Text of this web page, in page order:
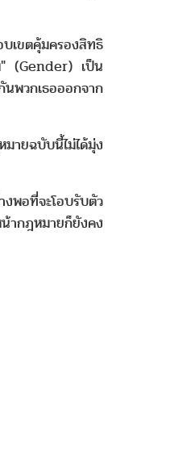
เขตคุ้มครองสิทธิ
" (Gender) เป็น
พวกเธอออกจาก
ายฉบับนี้ไม่ได้มุ่ง
พอที่จะโอบรับตัว
ากฎหมายก็ยังคง